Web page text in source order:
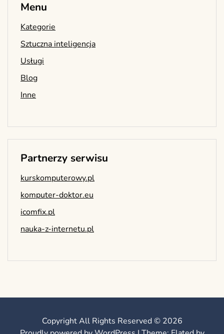
Menu
Kategorie
Sztuczna inteligencja
Usługi
Blog
Inne
Partnerzy serwisu
kurskomputerowy.pl
komputer-doktor.eu
icomfix.pl
nauka-z-internetu.pl
Copyright All Rights Reserved © 2026